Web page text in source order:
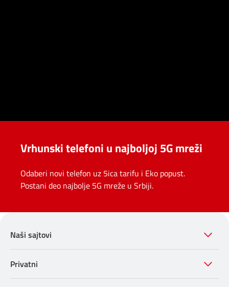
Vrhunski telefoni u najboljoj 5G mreži
Odaberi novi telefon uz 5ica tarifu i Eko popust.
Postani deo najbolje 5G mreže u Srbiji.
Naši sajtovi
Privatni